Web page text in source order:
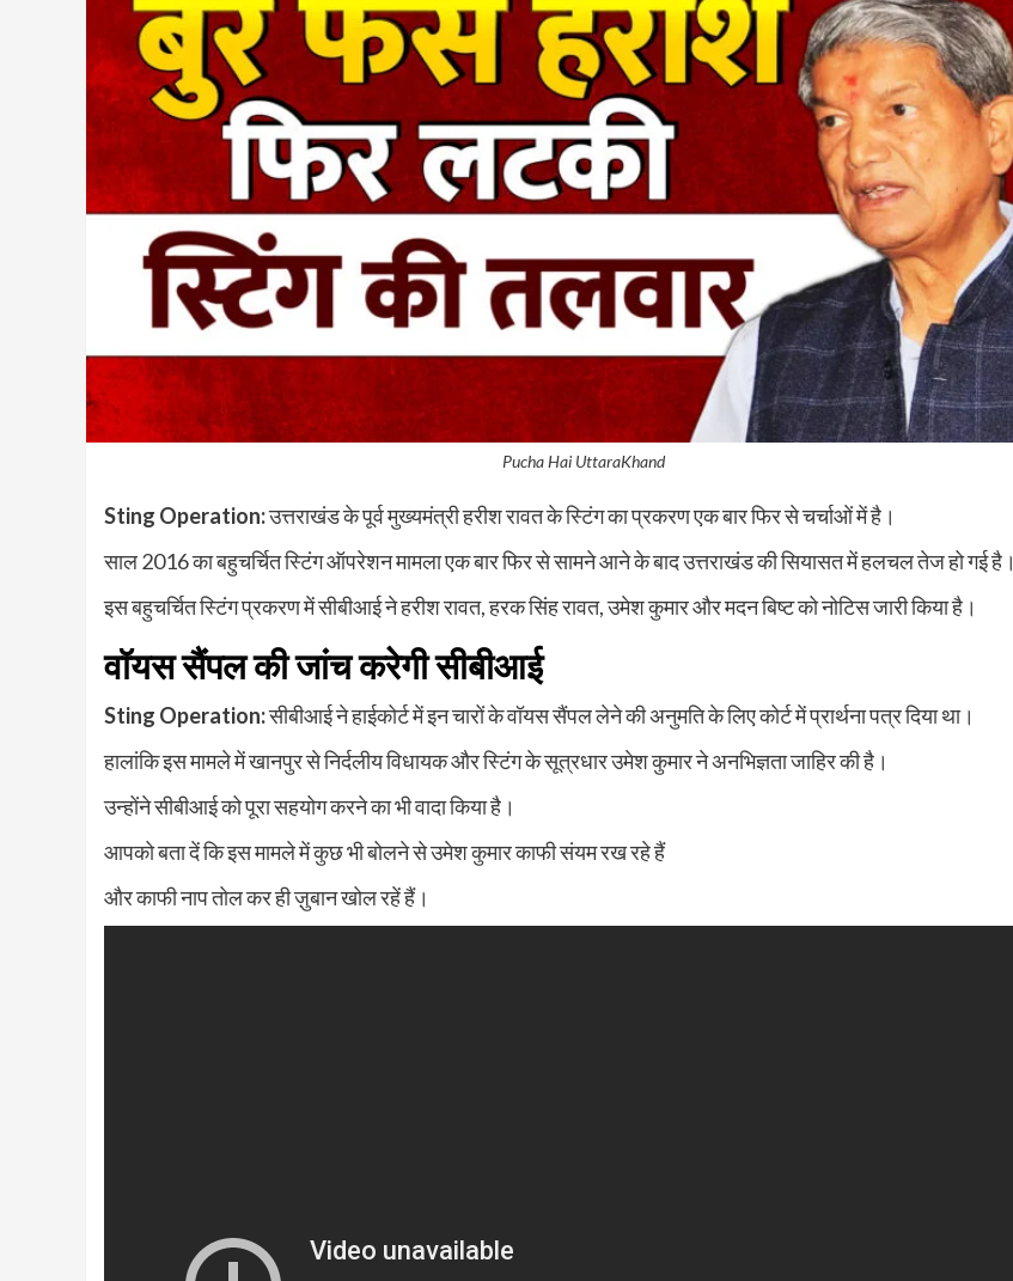
Pucha Hai UttaraKhand
Sting Operation:उत्तराखंड के पूर्व मुख्यमंत्री हरीश रावत के स्टिंग का प्रकरण एक बार फिर से चर्चाओं में है।
साल 2016 का बहुचर्चित स्टिंग ऑपरेशन मामला एक बार फिर से सामने आने के बाद उत्तराखंड की सियासत में हलचल तेज हो गई है।
इस बहुचर्चित स्टिंग प्रकरण में सीबीआई ने हरीश रावत, हरक सिंह रावत, उमेश कुमार और मदन बिष्ट को नोटिस जारी किया है।
वॉयस सैंपल की जांच करेगी सीबीआई
Sting Operation:सीबीआई ने हाईकोर्ट में इन चारों के वॉयस सैंपल लेने की अनुमति के लिए कोर्ट में प्रार्थना पत्र दिया था।
हालांकि इस मामले में खानपुर से निर्दलीय विधायक और स्टिंग के सूत्रधार उमेश कुमार ने अनभिज्ञता जाहिर की है।
उन्होंने सीबीआई को पूरा सहयोग करने का भी वादा किया है।
आपको बता दें कि इस मामले में कुछ भी बोलने से उमेश कुमार काफी संयम रख रहे हैं
और काफी नाप तोल कर ही ज़ुबान खोल रहें हैं।